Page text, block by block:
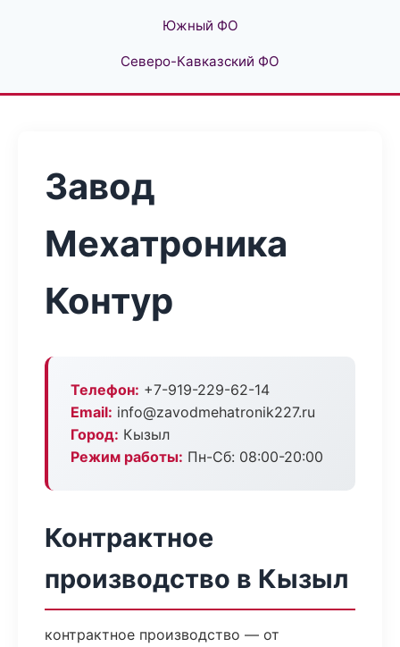
Южный ФО
Северо-Кавказский ФО
Завод
Мехатроника
Контур
Телефон: +7-919-229-62-14
Email: info@zavodmehatronik227.ru
Город: Кызыл
Режим работы: Пн-Сб: 08:00-20:00
Контрактное
производство в Кызыл
контрактное производство — от